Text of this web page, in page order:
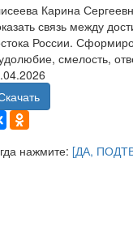
Карина
связь между
России.
смелость,
нажмите: [ДА,